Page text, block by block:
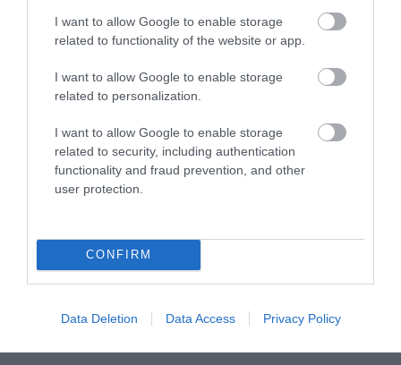
I want to allow Google to enable storage
related to functionality of the website or app.
I want to allow Google to enable storage
related to personalization.
I want to allow Google to enable storage
related to security, including authentication
functionality and fraud prevention, and other
user protection.
CONFIRM
Data Deletion Data Access Privacy Policy
2026-08-04
2026-08-04
SÖRFŐZDÉBE, A BENCÉS
VAN: ÓRIÁSI REJTETT TÁJ
MÉLYÉN